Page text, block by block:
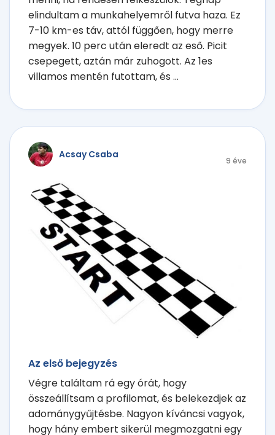
elindultam a munkahelyemről futva haza. Ez
7-10 km-es táv, attól függően, hogy merre
megyek. 10 perc után eleredt az eső. Picit
csepegett, aztán már zuhogott. Az 1es
villamos mentén futottam, és ...
Acsay Csaba
9 éve
Az első bejegyzés
Végre találtam rá egy órát, hogy
összeállítsam a profilomat, és belekezdjek az
adománygyűjtésbe. Nagyon kíváncsi vagyok,
hogy hány embert sikerül megmozgatni egy